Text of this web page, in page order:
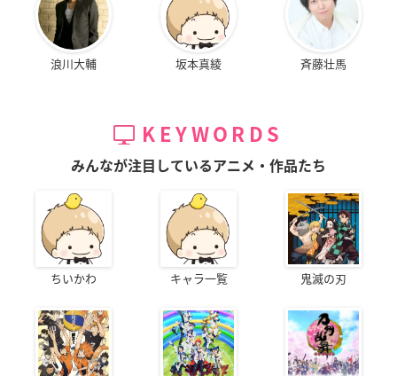
浪川大輔 坂本真綾 斉藤壮馬
KEYWORDS
みんなが注目しているアニメ・作品たち
ちいかわ キャラ一覧 鬼滅の刃